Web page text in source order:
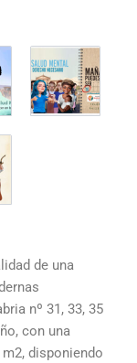
de una
nº 31, 33, 35
con una
disponiendo